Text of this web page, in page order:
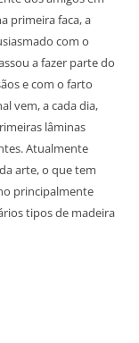
primeira faca, a
com o
a fazer parte do
e com o farto
vem, a cada dia,
lâminas
Atualmente
arte, o que tem
principalmente
tipos de madeira